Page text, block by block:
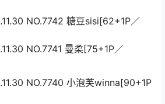
NO.7742 糖豆sisi[62+1P／
NO.7741 曼柔[75+1P／
NO.7740 小泡芙winna[90+1P